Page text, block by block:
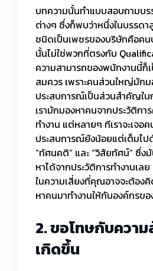
บทความนั้นทำแบบสอบถามบร
ต่างๆ ซึ่งก็พบว่าหนึ่งในบรรดา
ชนิดเป็นเพชรของบริษัทคือค
นั้นไม่ใช่พวกที่ตรงกับ
ความสามารถของพนักงานนี้
สมควร เพราะคนส่วนใหญ่มักม
ประสบการณ์เป็นส่วนสำคัญใน
เรามักมองหาคนจากประวัติกา
ทำงาน แต่หลายๆ ทีเราจะเจอ
ประสบการณ์ยังน้อยแต่เต็มไป
“ทัศนคติ” และ “วิสัยทัศน์” ซึ่ง
หาได้จากประวัติการทำงานเล
ในความเสี่ยงที่คุณอาจจะต้อง
หาคนมาทำงานให้กับองค์กรข
2. ขอโทษกับควา
เกิดขึ้น